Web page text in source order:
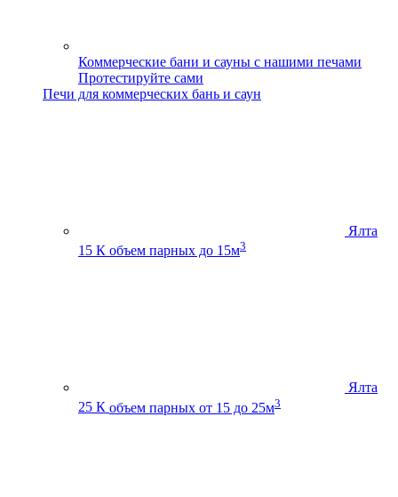
Коммерческие бани и сауны с нашими печами
Протестируйте сами
Печи для коммерческих бань и саун
Ялта
15 К объем парных до 15м3
Ялта
25 К объем парных от 15 до 25м3